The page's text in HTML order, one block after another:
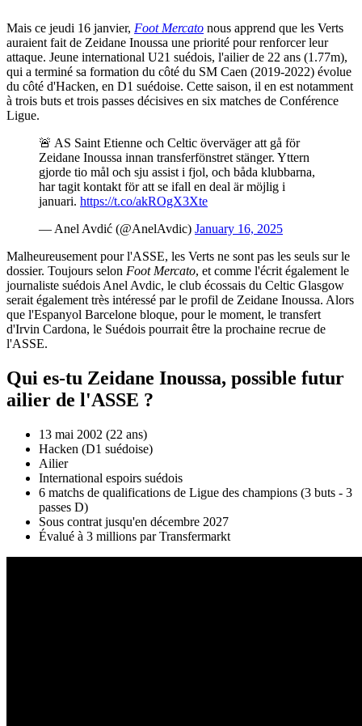
Mais ce jeudi 16 janvier, Foot Mercato nous apprend que les Verts
auraient fait de Zeidane Inoussa une priorité pour renforcer leur
attaque. Jeune international U21 suédois, l'ailier de 22 ans (1.77m),
qui a terminé sa formation du côté du SM Caen (2019-2022) évolue
du côté d'Hacken, en D1 suédoise. Cette saison, il en est notamment
à trois buts et trois passes décisives en six matches de Conférence
Ligue.
🚨 AS Saint Etienne och Celtic överväger att gå för
Zeidane Inoussa innan transferfönstret stänger. Yttern
gjorde tio mål och sju assist i fjol, och båda klubbarna,
har tagit kontakt för att se ifall en deal är möjlig i
januari. https://t.co/akROgX3Xte
— Anel Avdić (@AnelAvdic) January 16, 2025
Malheureusement pour l'ASSE, les Verts ne sont pas les seuls sur le
dossier. Toujours selon Foot Mercato, et comme l'écrit également le
journaliste suédois Anel Avdic, le club écossais du Celtic Glasgow
serait également très intéressé par le profil de Zeidane Inoussa. Alors
que l'Espanyol Barcelone bloque, pour le moment, le transfert
d'Irvin Cardona, le Suédois pourrait être la prochaine recrue de
l'ASSE.
Qui es-tu Zeidane Inoussa, possible futur
ailier de l'ASSE ?
13 mai 2002 (22 ans)
Hacken (D1 suédoise)
Ailier
International espoirs suédois
6 matchs de qualifications de Ligue des champions (3 buts - 3
passes D)
Sous contrat jusqu'en décembre 2027
Évalué à 3 millions par Transfermarkt